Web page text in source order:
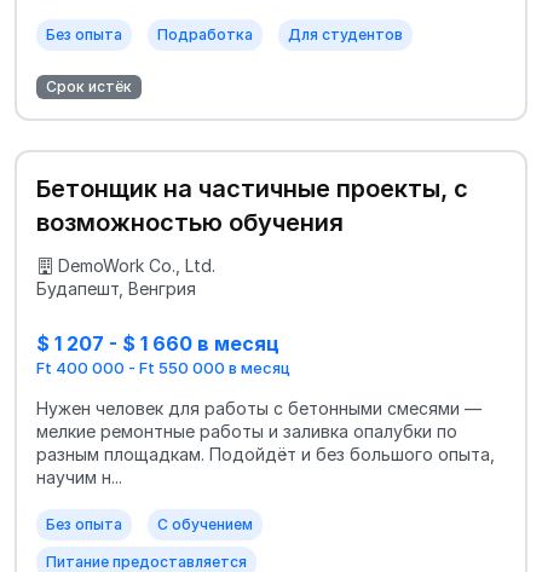
Без опыта Подработка Для студентов
Срок истёк
Бетонщик на частичные проекты, с
возможностью обучения
DemoWork Co., Ltd.
Будапешт, Венгрия
$ 1 207 - $ 1 660 в месяц
Ft 400 000 - Ft 550 000 в месяц
Нужен человек для работы с бетонными смесями —
мелкие ремонтные работы и заливка опалубки по
разным площадкам. Подойдёт и без большого опыта,
научим н...
Без опыта С обучением
Питание предоставляется